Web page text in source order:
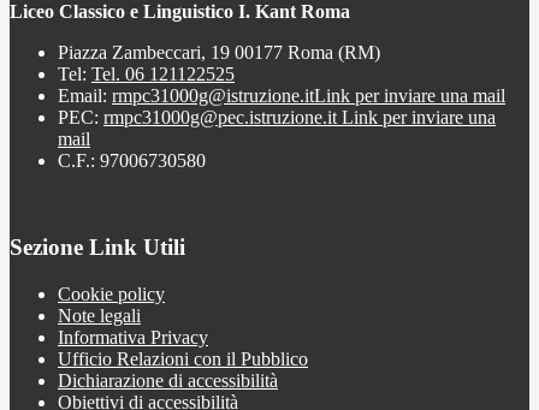
Liceo Classico e Linguistico I. Kant Roma
Piazza Zambeccari, 19 00177 Roma (RM)
Tel: Tel. 06 121122525
Email: rmpc31000g@istruzione.itLink per inviare una mail
PEC: rmpc31000g@pec.istruzione.it Link per inviare una
mail
C.F.: 97006730580
Sezione Link Utili
Cookie policy
Note legali
Informativa Privacy
Ufficio Relazioni con il Pubblico
Dichiarazione di accessibilità
Obiettivi di accessibilità